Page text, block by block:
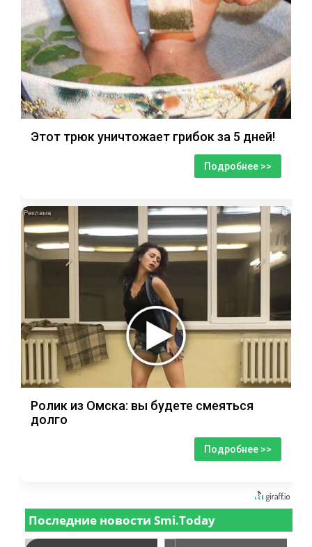
Этот трюк уничтожает грибок за 5 дней!
Подробнее >>
i
Ролик из Омска: вы будете смеяться
долго
Подробнее >>